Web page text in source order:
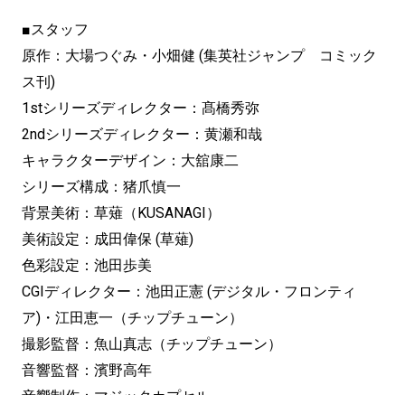
■スタッフ
原作：大場つぐみ・小畑健 (集英社ジャンプ コミック
ス刊)
1stシリーズディレクター：髙橋秀弥
2ndシリーズディレクター：黄瀬和哉
キャラクターデザイン：大舘康二
シリーズ構成：猪爪慎一
背景美術：草薙（KUSANAGI）
美術設定：成田偉保 (草薙)
色彩設定：池田歩美
CGIディレクター：池田正憲 (デジタル・フロンティ
ア)・江田恵一（チップチューン）
撮影監督：魚山真志（チップチューン）
音響監督：濱野高年